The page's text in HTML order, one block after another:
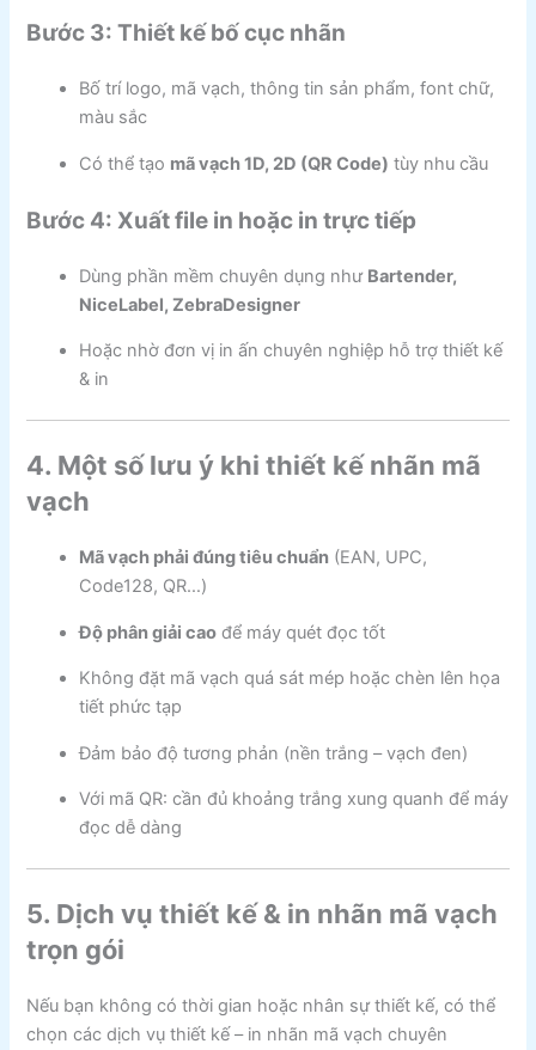
Bước 3: Thiết kế bố cục nhãn
Bố trí logo, mã vạch, thông tin sản phẩm, font chữ,
màu sắc
Có thể tạo mã vạch 1D, 2D (QR Code) tùy nhu cầu
Bước 4: Xuất file in hoặc in trực tiếp
Dùng phần mềm chuyên dụng như Bartender,
NiceLabel, ZebraDesigner
Hoặc nhờ đơn vị in ấn chuyên nghiệp hỗ trợ thiết kế
& in
4. Một số lưu ý khi thiết kế nhãn mã
vạch
Mã vạch phải đúng tiêu chuẩn (EAN, UPC,
Code128, QR…)
Độ phân giải cao để máy quét đọc tốt
Không đặt mã vạch quá sát mép hoặc chèn lên họa
tiết phức tạp
Đảm bảo độ tương phản (nền trắng – vạch đen)
Với mã QR: cần đủ khoảng trắng xung quanh để máy
đọc dễ dàng
5. Dịch vụ thiết kế & in nhãn mã vạch
trọn gói
Nếu bạn không có thời gian hoặc nhân sự thiết kế, có thể
chọn các dịch vụ thiết kế – in nhãn mã vạch chuyên